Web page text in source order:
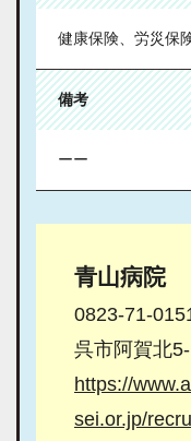
健康保険、労災保
備考
ーー
青山病院
0823-71-
呉市阿賀北
https://
sei.or.jp/